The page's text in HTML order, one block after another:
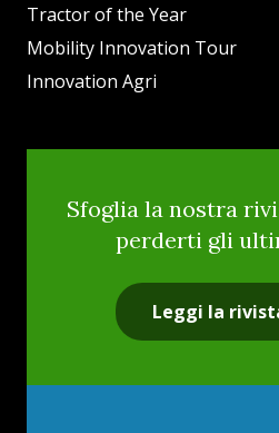
Tractor of the Year
Mobility Innovation Tour
Innovation Agri
Sfoglia la nostra
perderti gli
Leggi la